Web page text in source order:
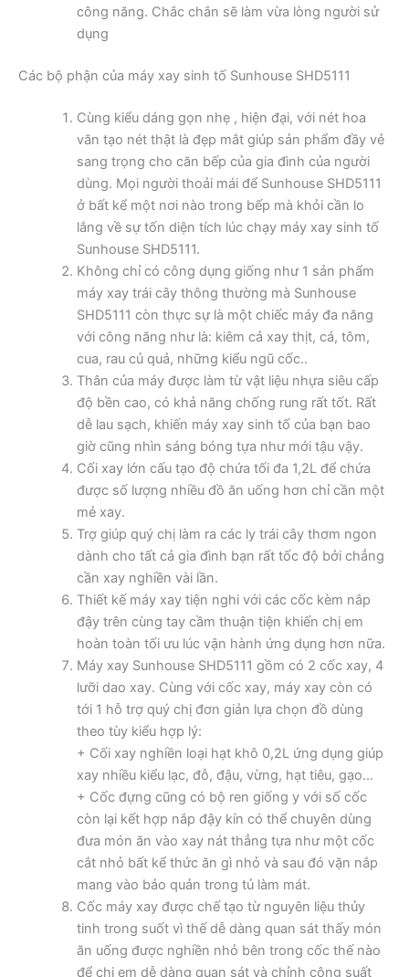
công năng. Chắc chắn sẽ làm vừa lòng người sử
dụng
Các bộ phận của máy xay sinh tố Sunhouse SHD5111
Cùng kiểu dáng gọn nhẹ , hiện đại, với nét hoa
văn tạo nét thật là đẹp mắt giúp sản phẩm đầy vẻ
sang trọng cho căn bếp của gia đình của người
dùng. Mọi người thoải mái để Sunhouse SHD5111
ở bất kể một nơi nào trong bếp mà khỏi cần lo
lắng về sự tốn diện tích lúc chạy máy xay sinh tố
Sunhouse SHD5111.
Không chỉ có công dụng giống như 1 sản phẩm
máy xay trái cây thông thường mà Sunhouse
SHD5111 còn thực sự là một chiếc máy đa năng
với công năng như là: kiêm cả xay thịt, cá, tôm,
cua, rau củ quả, những kiểu ngũ cốc..
Thân của máy được làm từ vật liệu nhựa siêu cấp
độ bền cao, có khả năng chống rung rất tốt. Rất
dễ lau sạch, khiến máy xay sinh tố của bạn bao
giờ cũng nhìn sáng bóng tựa như mới tậu vậy.
Cối xay lớn cấu tạo độ chứa tối đa 1,2L để chứa
được số lượng nhiều đồ ăn uống hơn chỉ cần một
mẻ xay.
Trợ giúp quý chị làm ra các ly trái cây thơm ngon
dành cho tất cả gia đình bạn rất tốc độ bởi chẳng
cần xay nghiền vài lần.
Thiết kế máy xay tiện nghi với các cốc kèm nắp
đậy trên cùng tay cầm thuận tiện khiến chị em
hoàn toàn tối ưu lúc vận hành ứng dụng hơn nữa.
Máy xay Sunhouse SHD5111 gồm có 2 cốc xay, 4
lưỡi dao xay. Cùng với cốc xay, máy xay còn có
tới 1 hỗ trợ quý chị đơn giản lựa chọn đồ dùng
theo tùy kiểu hợp lý:
+ Cối xay nghiền loại hạt khô 0,2L ứng dụng giúp
xay nhiều kiểu lạc, đỗ, đậu, vừng, hạt tiêu, gạo…
+ Cốc đựng cũng có bộ ren giống y với số cốc
còn lại kết hợp nắp đậy kín có thể chuyên dùng
đưa món ăn vào xay nát thẳng tựa như một cốc
cắt nhỏ bất kể thức ăn gì nhỏ và sau đó vặn nắp
mang vào bảo quản trong tủ làm mát.
Cốc máy xay được chế tạo từ nguyên liệu thủy
tinh trong suốt vì thế dễ dàng quan sát thấy món
ăn uống được nghiền nhỏ bên trong cốc thế nào
để chị em dễ dàng quan sát và chỉnh công suất